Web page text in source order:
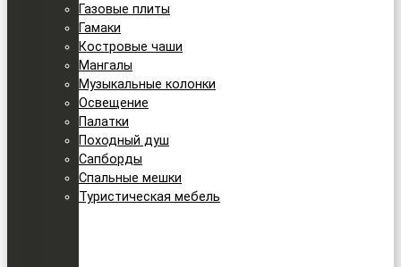
Газовые плиты
Гамаки
Костровые чаши
Мангалы
Музыкальные колонки
Освещение
Палатки
Походный душ
Сапборды
Спальные мешки
Туристическая мебель